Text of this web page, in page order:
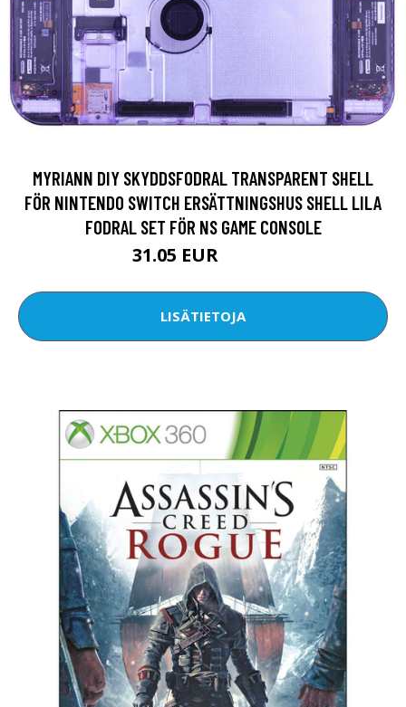
MYRIANN DIY SKYDDSFODRAL TRANSPARENT SHELL
FÖR NINTENDO SWITCH ERSÄTTNINGSHUS SHELL LILA
FODRAL SET FÖR NS GAME CONSOLE
31.05 EUR
LISÄTIETOJA